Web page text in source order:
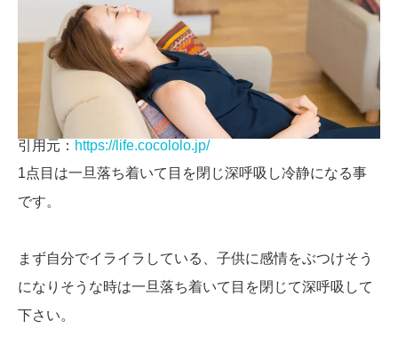
引用元： https://life.cocololo.jp/
1点目は一旦落ち着いて目を閉じ深呼吸し冷静になる事
です。
まず自分でイライラしている、子供に感情をぶつけそう
になりそうな時は一旦落ち着いて目を閉じて深呼吸して
下さい。